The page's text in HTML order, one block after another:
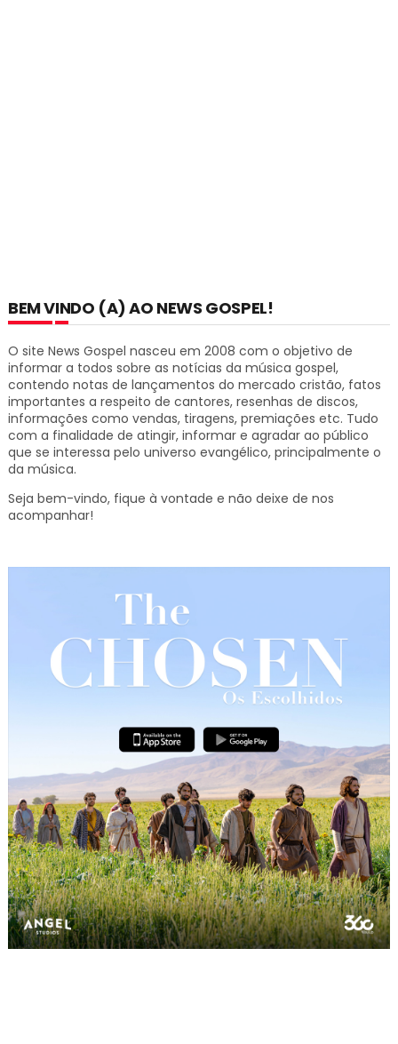
BEM VINDO (A) AO NEWS GOSPEL!
O site News Gospel nasceu em 2008 com o objetivo de
informar a todos sobre as notícias da música gospel,
contendo notas de lançamentos do mercado cristão, fatos
importantes a respeito de cantores, resenhas de discos,
informações como vendas, tiragens, premiações etc. Tudo
com a finalidade de atingir, informar e agradar ao público
que se interessa pelo universo evangélico, principalmente o
da música.
Seja bem-vindo, fique à vontade e não deixe de nos
acompanhar!